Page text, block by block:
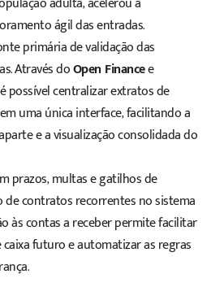
ágil das entradas.
primária de validação das
Através doOpen Financee
possível centralizar extratos de
uma única interface, facilitando a
e a visualização consolidada do
prazos, multas e gatilhos de
de contratos recorrentes no sistema
às contas a receber permite facilitar
futuro e automatizar as regras